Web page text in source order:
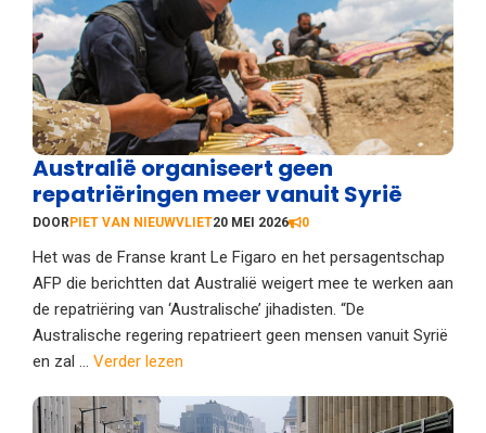
Australië organiseert geen
repatriëringen meer vanuit Syrië
DOOR PIET VAN NIEUWVLIET20 MEI 2026 0
Het was de Franse krant Le Figaro en het persagentschap
AFP die berichtten dat Australië weigert mee te werken aan
de repatriëring van ‘Australische’ jihadisten. “De
Australische regering repatrieert geen mensen vanuit Syrië
en zal ... Verder lezen